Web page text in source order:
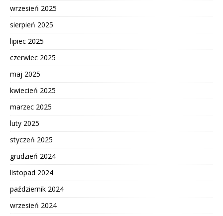
wrzesień 2025
sierpień 2025
lipiec 2025
czerwiec 2025
maj 2025
kwiecień 2025
marzec 2025
luty 2025
styczeń 2025
grudzień 2024
listopad 2024
październik 2024
wrzesień 2024